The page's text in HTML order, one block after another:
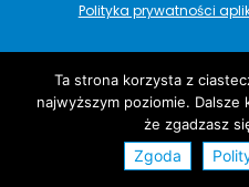
Polityka prywatności
Ta strona korzysta z
najwyższym poziomie.
że zgadzasz
Zgoda